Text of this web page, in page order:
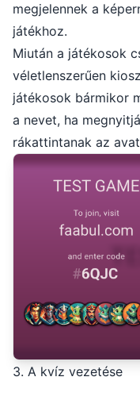
megjelennek a
játékhoz.
Miután a játékosok
véletlenszerűen
játékosok bármikor
a nevet, ha
rákattintanak az
3. A kvíz vezetése